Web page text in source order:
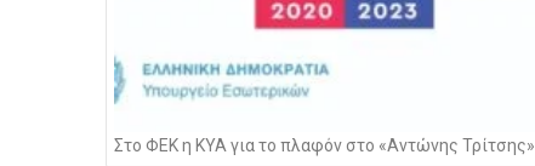
Στο ΦΕΚ η ΚΥΑ για το πλαφόν στο «Αντώνης Τρίτσης»